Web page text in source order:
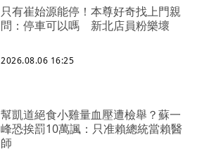
只有崔始源能停！本尊好奇找上門親
問：停車可以嗎 新北店員粉樂壞
2026.08.06 16:25
幫凱道絕食小雞量血壓遭檢舉？蘇一
峰恐挨罰10萬諷：只准賴總統當賴醫
師